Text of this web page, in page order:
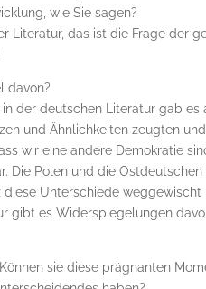
wie Sie sagen?
Literatur, das ist die Frage der
davon?
der deutschen Literatur gab
und Ähnlichkeiten zeugten
wir eine andere Demokratie
Die Polen und die
Unterschiede
gibt es Widerspiegelungen
sie diese prägnanten